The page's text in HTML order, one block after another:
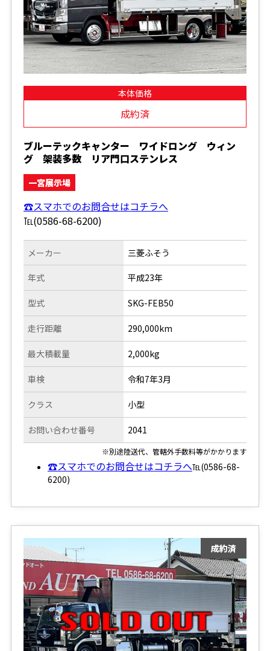
本体価格
成約済
ブルーテックキャンター ワイドロング ウィン
グ 架装多数 リア門口ステンレス
一宮展示場
☎スマホでのお問合せはコチラへ
℡(0586-68-6200)
メーカー
年式
型式
走行距離
三菱ふそう
平成23年
SKG-FEB50
290,000km
最大積載量
車検
クラス
お問い合わせ番号
2,000kg
令和7年3月
小型
2041
※別途陸送代、管轄外手数料等がかかります
☎スマホでのお問合せはコチラへ℡(0586-68-
6200)